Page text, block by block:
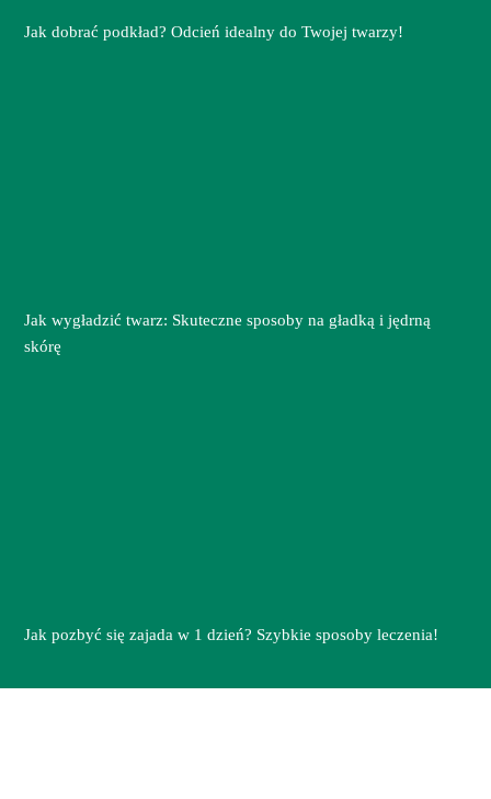
Jak dobrać podkład? Odcień idealny do Twojej twarzy!
Jak wygładzić twarz: Skuteczne sposoby na gładką i jędrną
skórę
Jak pozbyć się zajada w 1 dzień? Szybkie sposoby leczenia!